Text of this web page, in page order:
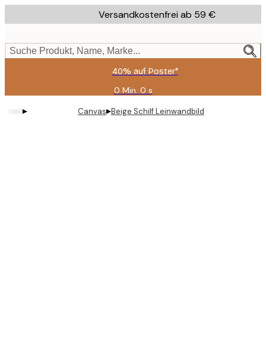
to
content.
Versandkostenfrei ab 59 €
Suche Produkt, Name, Marke...
40% auf Poster*
0 Min. 0 s
Gültig
bis:
2026-
▸ Canvas▸Beige Schilf Leinwandbild